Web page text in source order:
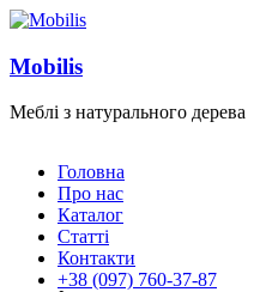
Skip
content
Mobilis
Меблі з натурального дерева
МенюГоловна
Про нас
Каталог
Статті
Контакти
+38 (097) 760-37-87